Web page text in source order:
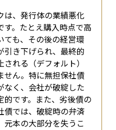
は、発行体の業績悪化
。たとえ購入時点で高
ても、その後の経営環
引き下げられ、最終的
れる（デフォルト）
せん。特に無担保社債
なく、会社が破綻した
です。また、劣後債の
債では、破綻時の弁済
元本の大部分を失うこ